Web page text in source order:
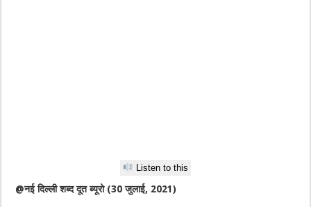
Listen to this
@नई दिल्ली शब्द दूत ब्यूरो (30 जुलाई, 2021)